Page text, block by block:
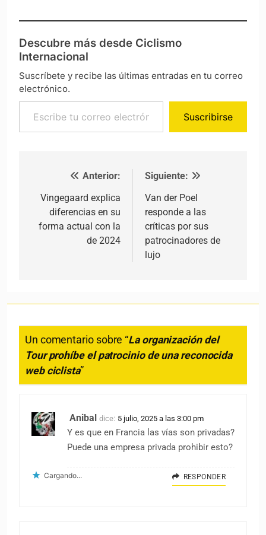
Descubre más desde Ciclismo
Internacional
Suscríbete y recibe las últimas entradas en tu correo
electrónico.
Escribe tu correo electrónico…
Suscribirse
Navegación de entradas
Anterior:
Vingegaard explica
diferencias en su
forma actual con la
de 2024
Siguiente:
Van der Poel
responde a las
críticas por sus
patrocinadores de
lujo
Un comentario sobre “La organización del
Tour prohíbe el patrocinio de una reconocida
web ciclista”
Anibal dice: 5 julio, 2025 a las 3:00 pm
Y es que en Francia las vías son privadas?
Puede una empresa privada prohibir esto?
Cargando... RESPONDER